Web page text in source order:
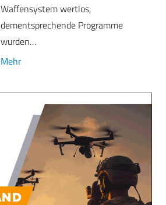
Waffensystem wertlos,
dementsprechende Programme
wurden…
Mehr